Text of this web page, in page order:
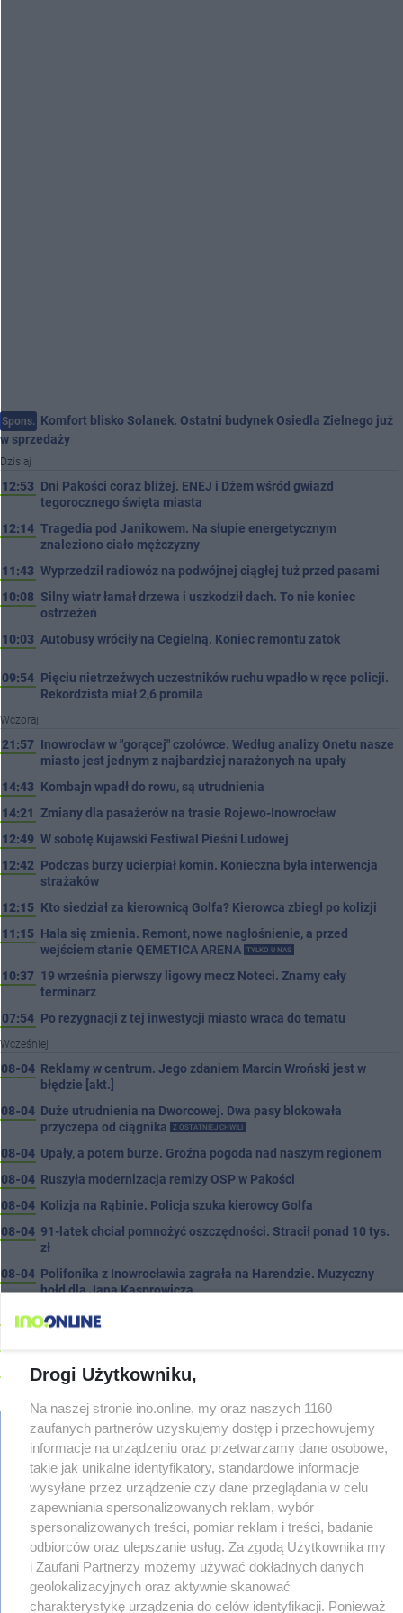
Spons. Komfort blisko Solanek. Ostatni budynek Osiedla Zielnego już
w sprzedaży
Dzisiaj
12:53 Dni Pakości coraz bliżej. ENEJ i Dżem wśród gwiazd
tegorocznego święta miasta
12:14 Tragedia pod Janikowem. Na słupie energetycznym
znaleziono ciało mężczyzny
11:43 Wyprzedził radiowóz na podwójnej ciągłej tuż przed pasami
10:08 Silny wiatr łamał drzewa i uszkodził dach. To nie koniec
ostrzeżeń
10:03 Autobusy wróciły na Cegielną. Koniec remontu zatok
09:54 Pięciu nietrzeźwych uczestników ruchu wpadło w ręce policji.
Rekordzista miał 2,6 promila
Wczoraj
21:57 Inowrocław w "gorącej" czołówce. Według analizy Onetu nasze
miasto jest jednym z najbardziej narażonych na upały
14:43 Kombajn wpadł do rowu, są utrudnienia
14:21 Zmiany dla pasażerów na trasie Rojewo-Inowrocław
12:49 W sobotę Kujawski Festiwal Pieśni Ludowej
12:42 Podczas burzy ucierpiał komin. Konieczna była interwencja
strażaków
12:15 Kto siedział za kierownicą Golfa? Kierowca zbiegł po kolizji
11:15 Hala się zmienia. Remont, nowe nagłośnienie, a przed
wejściem stanie QEMETICA ARENA
TYLKO U NAS
10:37 19 września pierwszy ligowy mecz Noteci. Znamy cały
terminarz
07:54 Po rezygnacji z tej inwestycji miasto wraca do tematu
Wcześniej
08-04 Reklamy w centrum. Jego zdaniem Marcin Wroński jest w
błędzie [akt.]
08-04 Duże utrudnienia na Dworcowej. Dwa pasy blokowała
przyczepa od ciągnika
Z OSTATNIEJ CHWILI
08-04 Upały, a potem burze. Groźna pogoda nad naszym regionem
08-04 Ruszyła modernizacja remizy OSP w Pakości
08-04 Kolizja na Rąbinie. Policja szuka kierowcy Golfa
08-04 91-latek chciał pomnożyć oszczędności. Stracił ponad 10 tys.
zł
08-04 Polifonika z Inowrocławia zagrała na Harendzie. Muzyczny
hołd dla Jana Kasprowicza
08-04 Jest wykonawca remontu dachu sali gimastycznej
08-04 Połowa wakacji na drogach. Policja podsumowała lipiec
zajmijcie się gospodarką
08-04 Darrell Harris: Możemy nawiązać walkę z każdym w tej lidze
08-03 Zarzut dla kierowcy Mercedesa po tragedii na Rąbinie
08-03 Sen o potędze. Nowy utwór rapera z Inowrocławia przeciwko
uzależnieniom
08-03 Widziałeś ten wypadek? Policja szuka świadków
08-03 Masowe kontrole na drogach. Cztery osoby prowadziły po
alkoholu
regulamin
reklama
redakcja
pliki cookies
prywatność
reklamacje
gowork.pl
oferty pracy
Drogi Użytkowniku,
Na naszej stronie ino.online, my oraz naszych 1160
zaufanych partnerów uzyskujemy dostęp i przechowujemy
informacje na urządzeniu oraz przetwarzamy dane osobowe,
takie jak unikalne identyfikatory, standardowe informacje
wysyłane przez urządzenie czy dane przeglądania w celu
zapewniania spersonalizowanych reklam, wybór
spersonalizowanych treści, pomiar reklam i treści, badanie
odbiorców oraz ulepszanie usług. Za zgodą Użytkownika my
i Zaufani Partnerzy możemy używać dokładnych danych
geolokalizacyjnych oraz aktywnie skanować
charakterystykę urządzenia do celów identyfikacji. Ponieważ